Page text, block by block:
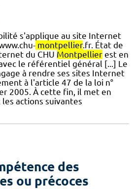
s'applique au site Internet
montpellier.fr. État de
du CHU Montpellier est en
le référentiel général [...] Le
à rendre ses sites Internet
à l'article 47 de la loi n°
2005. À cette fin, il met en
actions suivantes
des
ou précoces